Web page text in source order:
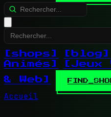
[shops] [blog]
Animés]
[Jeux
& Web]
Accueil